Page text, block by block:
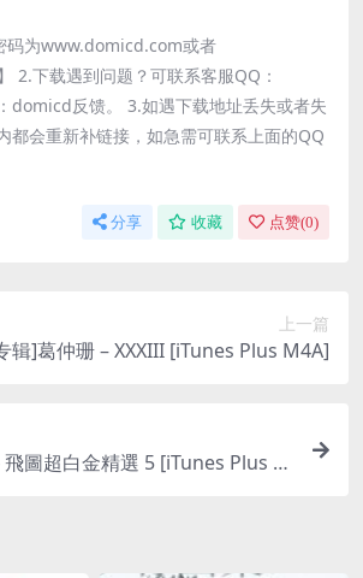
码为www.domicd.com或者
2.下载遇到问题？可联系客服QQ：
domicd反馈。 3.如遇下载地址丢失或者失
都会重新补链接，如急需可联系上面的QQ
分享 收藏 点赞(0)
上一篇
辑]葛仲珊 – XXXIII [iTunes Plus M4A]
圖超白金精選 5 [iTunes Plus M